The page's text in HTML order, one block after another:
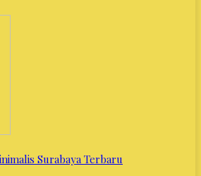
Surabaya Terbaru